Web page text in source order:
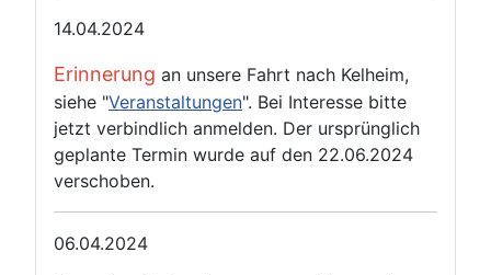
14.04.2024
Erinnerung an unsere Fahrt nach Kelheim,
siehe "Veranstaltungen". Bei Interesse bitte
jetzt verbindlich anmelden. Der ursprünglich
geplante Termin wurde auf den 22.06.2024
verschoben.
06.04.2024